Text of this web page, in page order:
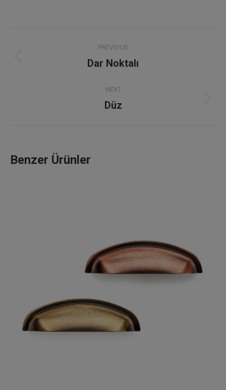
navigation
PREVIOUS
Previous
Dar Noktalı
NEXT
Next
Düz
Benzer Ürünler